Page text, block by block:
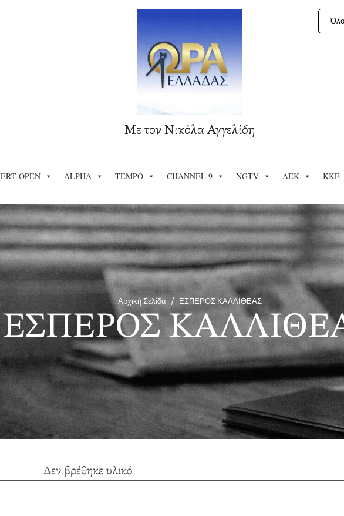
Με τον Νικόλα Αγγελίδη
ERT OPEN ALPHA TEMPO CHANNEL 9 NGTV ΑΕΚ ΚΚΕ
Αρχική Σελίδα / ΕΣΠΕΡΟΣ ΚΑΛΛΙΘΕΑΣ
ΕΣΠΕΡΟΣ
Δεν βρέθηκε υλικό